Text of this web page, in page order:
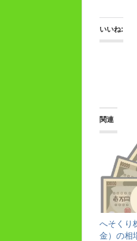
いいね:
関連
へそくり
金）の相